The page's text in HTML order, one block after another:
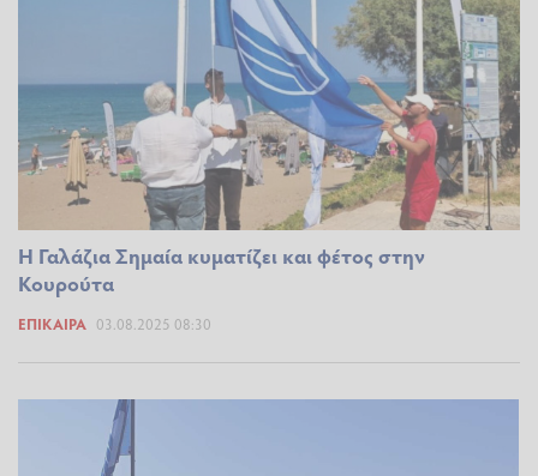
Η Γαλάζια Σημαία κυματίζει και φέτος στην
Κουρούτα
ΕΠΊΚΑΙΡΑ 03.08.2025 08:30